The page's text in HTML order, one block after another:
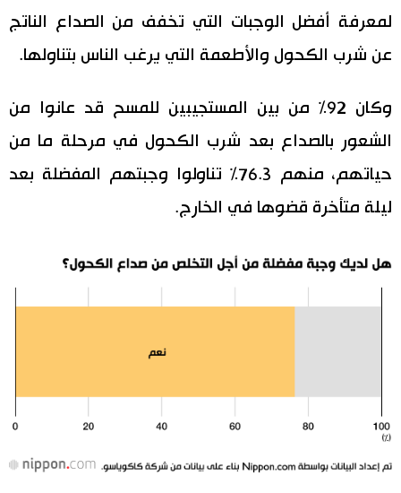
اقتصاد
مجتمع
ثقافة
لايف ستايل
طوكيو
إعلان
المطبخ الياباني
لمعرفة أفضل الوجبات التي تخفف من الصداع الناتج
عن شرب الكحول والأطعمة التي يرغب الناس بتناولها.
وكان 92% من بين المستجيبين للمسح قد عانوا من
الشعور بالصداع بعد شرب الكحول في مرحلة ما من
حياتهم، منهم 76.3% تناولوا وجبتهم المفضلة بعد
ليلة متأخرة قضوها في الخارج.